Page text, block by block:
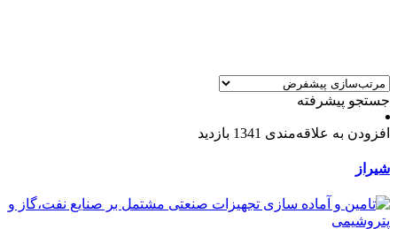
جستجو پیشرفته
افزودن به علاقه‌مندی 1341 بازدید
شیراز